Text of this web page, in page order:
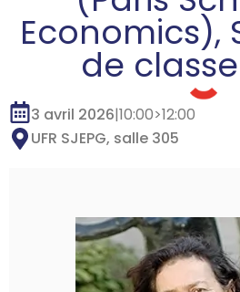
Economics),
de
3 avril 2026|10:00>12:00
UFR SJEPG, salle 305